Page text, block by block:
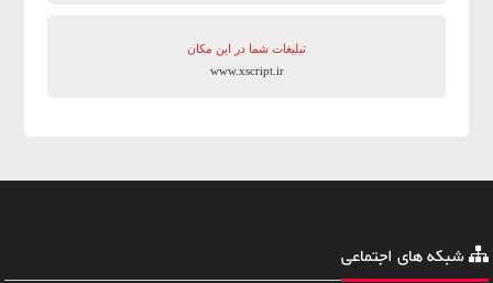
تبلیغات شما در این مکان
www.xscript.ir
شبکه های اجتماعی